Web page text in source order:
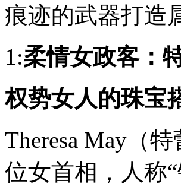
丽
的
像
天
的
她
们
痕迹的武器打造
1:柔情女政客：
权势女人的珠宝
Theresa May（
位女首相，人称